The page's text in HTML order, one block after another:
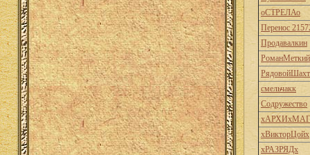
оСТРЕЛАо
Перенос
Продавалкин
РоманМеткий
смельчакк
Содружество
хВикторЦойх
хРАЗРЯДх